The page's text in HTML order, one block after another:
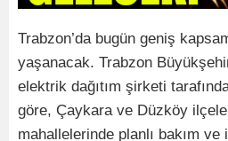
Trabzon’da bugün geniş
yaşanacak. Trabzon
elektrik dağıtım şirketi
göre, Çaykara ve Düzköy
mahallelerinde planlı bakım ve